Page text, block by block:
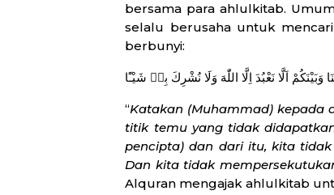
bersama para ahlulkitab.
selalu berusaha untuk
berbunyi:
اَلَّا نَعْبُدَ اِلَّا اللّٰهَ وَلَا نُشْرِكَ بِهٖ شَيْـًٔا
“Katakan (Muhammad) kepada
titik temu yang tidak
pencipta) dan dari itu, kita
Dan kita tidak
Alquran mengajak ahlulkitab